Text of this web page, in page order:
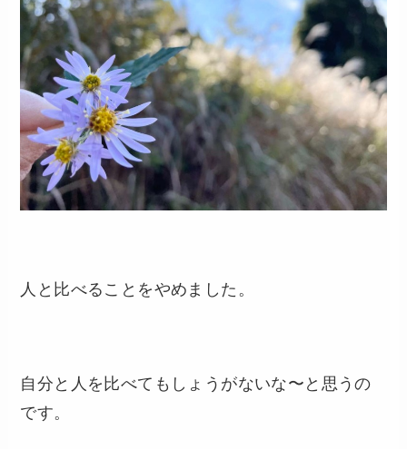
人と比べることをやめました。
自分と人を比べてもしょうがないな〜と思うの
です。